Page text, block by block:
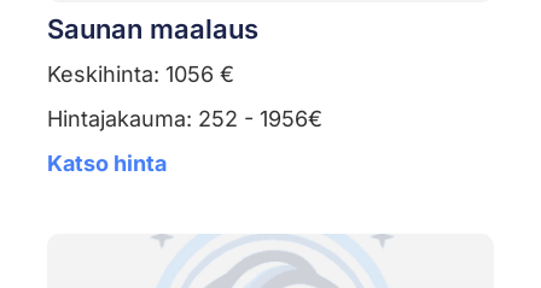
Saunan maalaus
Keskihinta: 1056 €
Hintajakauma: 252 - 1956€
Katso hinta